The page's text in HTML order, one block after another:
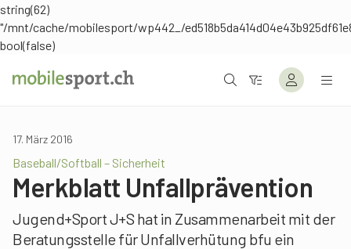
string(62)
"/mnt/cache/mobilesport/wp442_/
bool(false)
17. März 2016
Baseball/Softball – Sicherheit
Merkblatt Unfallprävention
Jugend+Sport J+S hat in Zusammenarbeit mit der
Beratungsstelle für Unfallverhütung bfu ein